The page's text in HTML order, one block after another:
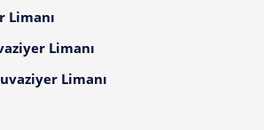
Limanı
Limanı
Limanı